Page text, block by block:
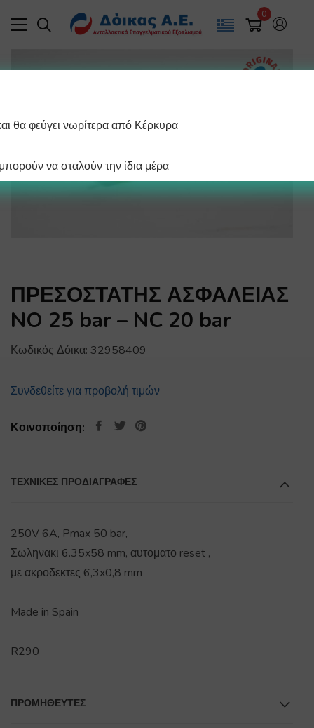
0
ΠΡΕΣΟΣΤΑΤΗΣ ΑΣΦΑΛΕΙΑΣ
NO 25 bar – NC 20 bar
Κωδικός Δόικα: 32958409
Συνδεθείτε για προβολή τιμών
Κοινοποίηση:
ΤΕΧΝΙΚΕΣ ΠΡΟΔΙΑΓΡΑΦΕΣ
250V 6A, Pmax 50 bar,
Σωληνακι 6.35x58 mm, αυτοματο reset ,
με ακροδεκτες 6,3x0,8 mm
Made in Spain
R290
ΠΡΟΜΗΘΕΥΤΕΣ
θα φεύγει νωρίτερα από Κέρκυρα.
να σταλούν την ίδια μέρα.